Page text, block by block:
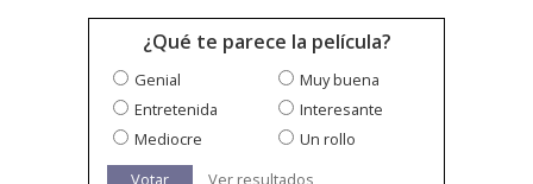
¿Qué te parece la película?
Genial
Muy buena
Entretenida
Interesante
Mediocre
Un rollo
Votar
Ver resultados